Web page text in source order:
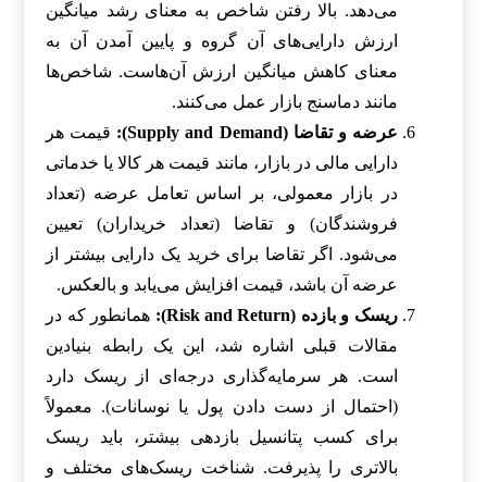
می‌دهد. بالا رفتن شاخص به معنای رشد میانگین
ارزش دارایی‌های آن گروه و پایین آمدن آن به
معنای کاهش میانگین ارزش آن‌هاست. شاخص‌ها
مانند دماسنج بازار عمل می‌کنند.
عرضه و تقاضا (Supply and Demand):
قیمت هر
دارایی مالی در بازار، مانند قیمت هر کالا یا خدماتی
در بازار معمولی، بر اساس تعامل عرضه (تعداد
فروشندگان) و تقاضا (تعداد خریداران) تعیین
می‌شود. اگر تقاضا برای خرید یک دارایی بیشتر از
عرضه آن باشد، قیمت افزایش می‌یابد و بالعکس.
ریسک و بازده (Risk and Return):
همانطور که در
مقالات قبلی اشاره شد، این یک رابطه بنیادین
است. هر سرمایه‌گذاری درجه‌ای از ریسک دارد
(احتمال از دست دادن پول یا نوسانات). معمولاً
برای کسب پتانسیل بازدهی بیشتر، باید ریسک
بالاتری را پذیرفت. شناخت ریسک‌های مختلف و